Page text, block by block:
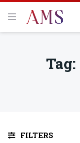
Tag:
FILTERS